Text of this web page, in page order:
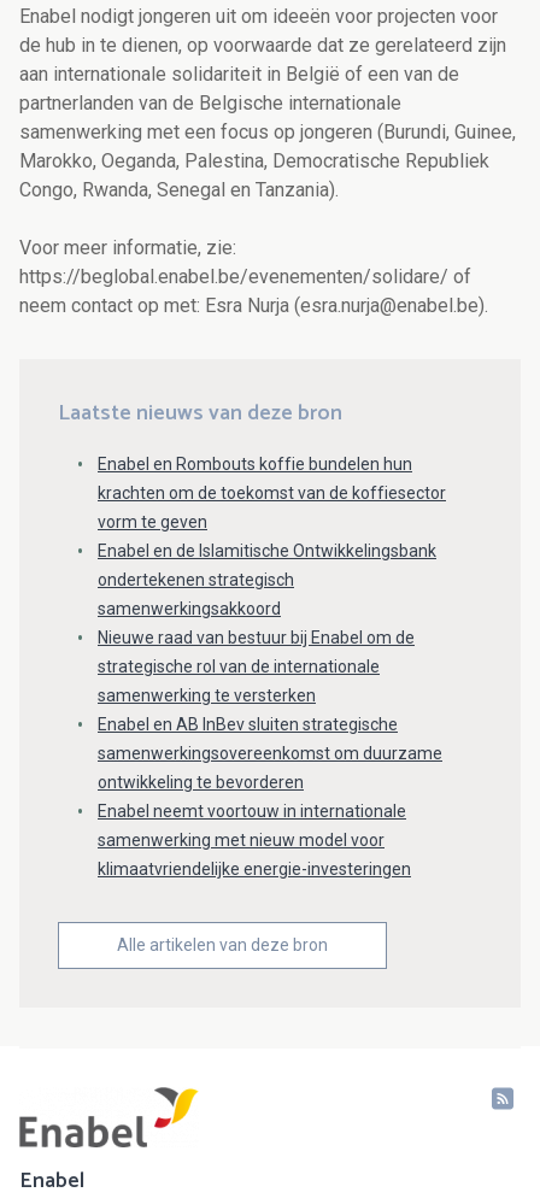
Enabel nodigt jongeren uit om ideeën voor projecten voor
de hub in te dienen, op voorwaarde dat ze gerelateerd zijn
aan internationale solidariteit in België of een van de
partnerlanden van de Belgische internationale
samenwerking met een focus op jongeren (Burundi, Guinee,
Marokko, Oeganda, Palestina, Democratische Republiek
Congo, Rwanda, Senegal en Tanzania).
Voor meer informatie, zie:
https://beglobal.enabel.be/evenementen/solidare/ of
neem contact op met: Esra Nurja (esra.nurja@enabel.be).
Laatste nieuws van deze bron
Enabel en Rombouts koffie bundelen hun
krachten om de toekomst van de koffiesector
vorm te geven
Enabel en de Islamitische Ontwikkelingsbank
ondertekenen strategisch
samenwerkingsakkoord
Nieuwe raad van bestuur bij Enabel om de
strategische rol van de internationale
samenwerking te versterken
Enabel en AB InBev sluiten strategische
samenwerkingsovereenkomst om duurzame
ontwikkeling te bevorderen
Enabel neemt voortouw in internationale
samenwerking met nieuw model voor
klimaatvriendelijke energie-investeringen
Alle artikelen van deze bron
Enabel